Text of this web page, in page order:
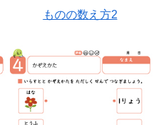
ものの数え方2